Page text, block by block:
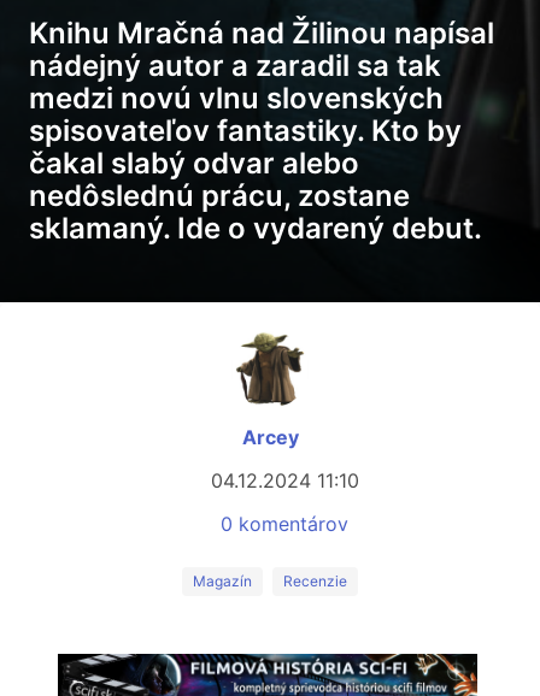
Knihu Mračná nad Žilinou napísal
nádejný autor a zaradil sa tak
medzi novú vlnu slovenských
spisovateľov fantastiky. Kto by
čakal slabý odvar alebo
nedôslednú prácu, zostane
sklamaný. Ide o vydarený debut.
Arcey
04.12.2024 11:10
0 komentárov
Magazín Recenzie